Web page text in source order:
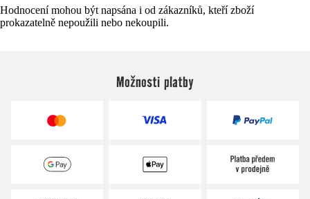
Hodnocení mohou být napsána i od zákazníků, kteří zboží
prokazatelně nepoužili nebo nekoupili.
Možnosti platby